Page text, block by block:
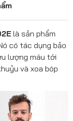
là sản phẩm
có tác dụng bảo
lượng máu tới
và xoa bóp